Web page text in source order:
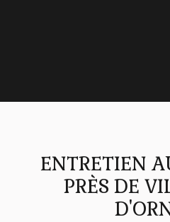
ENTRETIEN
PRÈS DE